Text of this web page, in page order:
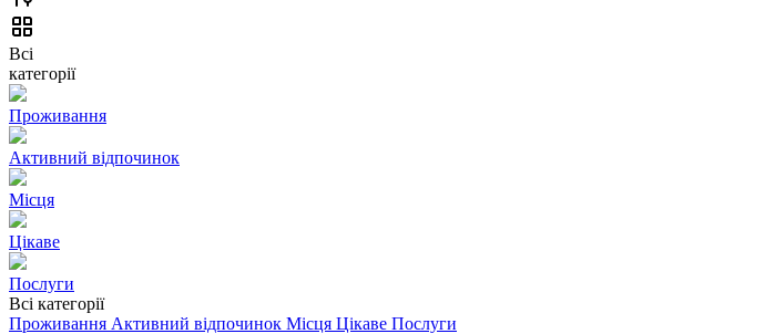
Всі
категорії
Проживання
Активний відпочинок
Місця
Цікаве
Послуги
Всі категорії
Проживання Активний відпочинок Місця Цікаве Послуги